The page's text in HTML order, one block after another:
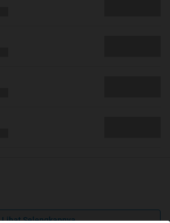
Lihat Selengkapnya